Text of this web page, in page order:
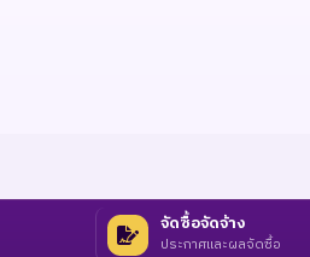
จัดซื้อจัดจ้าง
ประกาศและผลจัดซื้อ